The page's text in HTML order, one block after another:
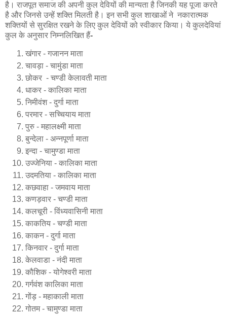
है। राजपूत समाज की अपनी कुल देवियों की मान्यता है जिनकी यह पूजा करते
है और जिनसे उन्हें शक्ति मिलती है। इन सभी कुल शाखाओं ने नकारात्मक
शक्तियों से सुरक्षित रखने के लिए कुल देवियों को स्वीकार किया। ये कुलदेवियां
कुल के अनुसार निम्नलिखित हैं-
खंगार - गजानन माता
चावड़ा - चामुंडा माता
छोकर - चण्डी केलावती माता
धाकर - कालिका माता
निमीवंश - दुर्गा माता
परमार - सच्चियाय माता
पुरु - महालक्ष्मी माता
बुन्देला - अन्नपूर्णा माता
इन्दा - चामुण्डा माता
उज्जेनिया - कालिका माता
उदमतिया - कालिका माता
कछवाहा - जमवाय माता
कणड़वार - चण्डी माता
कलचूरी - विंध्यवासिनी माता
काकतिय - चण्डी माता
काकन - दुर्गा माता
किनवार - दुर्गा माता
केलवाडा - नंदी माता
कौशिक - योगेश्वरी माता
गर्गवंश कालिका माता
गोंड़ - महाकाली माता
गोतम - चामुण्डा माता